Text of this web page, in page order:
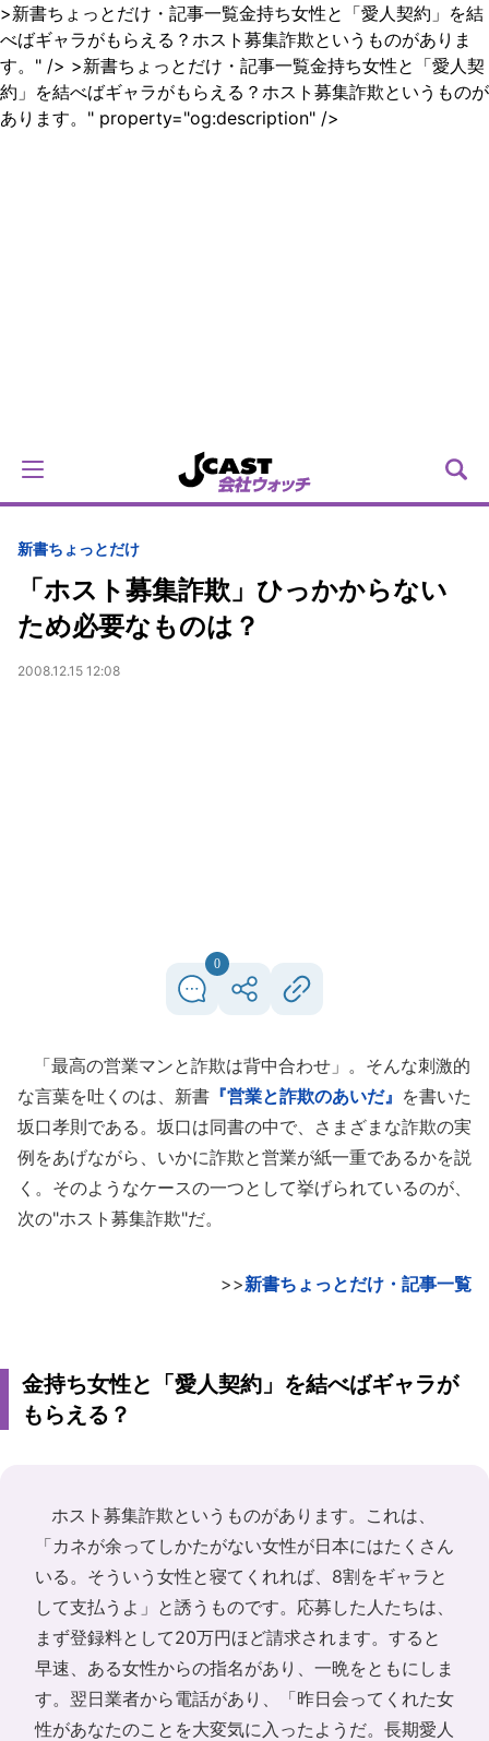
>新書ちょっとだけ・記事一覧金持ち女性と「愛人契約」を結
べばギャラがもらえる？ホスト募集詐欺というものがありま
す。" /> >新書ちょっとだけ・記事一覧金持ち女性と「愛人契
約」を結べばギャラがもらえる？ホスト募集詐欺というものが
あります。" property="og:description" />
新書ちょっとだけ
「ホスト募集詐欺」ひっかからない
ため必要なものは？
2008.12.15 12:08
0
「最高の営業マンと詐欺は背中合わせ」。そんな刺激的
な言葉を吐くのは、新書 『営業と詐欺のあいだ』 を書いた
坂口孝則である。坂口は同書の中で、さまざまな詐欺の実
例をあげながら、いかに詐欺と営業が紙一重であるかを説
く。そのようなケースの一つとして挙げられているのが、
次の"ホスト募集詐欺"だ。
>>新書ちょっとだけ・記事一覧
金持ち女性と「愛人契約」を結べばギャラが
もらえる？
ホスト募集詐欺というものがあります。これは、
「カネが余ってしかたがない女性が日本にはたくさん
いる。そういう女性と寝てくれれば、8割をギャラと
して支払うよ」と誘うものです。応募した人たちは、
まず登録料として20万円ほど請求されます。すると
早速、ある女性からの指名があり、一晩をともにしま
す。翌日業者から電話があり、「昨日会ってくれた女
性があなたのことを大変気に入ったようだ。長期愛人